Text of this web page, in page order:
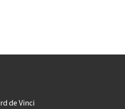
de Vinci